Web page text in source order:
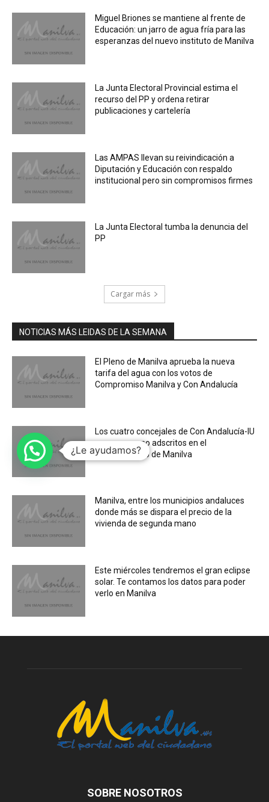
Miguel Briones se mantiene al frente de
Educación: un jarro de agua fría para las
esperanzas del nuevo instituto de Manilva
La Junta Electoral Provincial estima el
recurso del PP y ordena retirar
publicaciones y cartelería
Las AMPAS llevan su reivindicación a
Diputación y Educación con respaldo
institucional pero sin compromisos firmes
La Junta Electoral tumba la denuncia del
PP
Cargar más
NOTICIAS MÁS LEIDAS DE LA SEMANA
El Pleno de Manilva aprueba la nueva
tarifa del agua con los votos de
Compromiso Manilva y Con Andalucía
Los cuatro concejales de Con Andalucía-IU
pasan a ser no adscritos en el
Ayuntamiento de Manilva
Manilva, entre los municipios andaluces
donde más se dispara el precio de la
vivienda de segunda mano
Este miércoles tendremos el gran eclipse
solar. Te contamos los datos para poder
verlo en Manilva
SOBRE NOSOTROS
¿Le ayudamos?